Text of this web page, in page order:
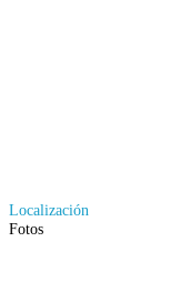
Localización
Fotos